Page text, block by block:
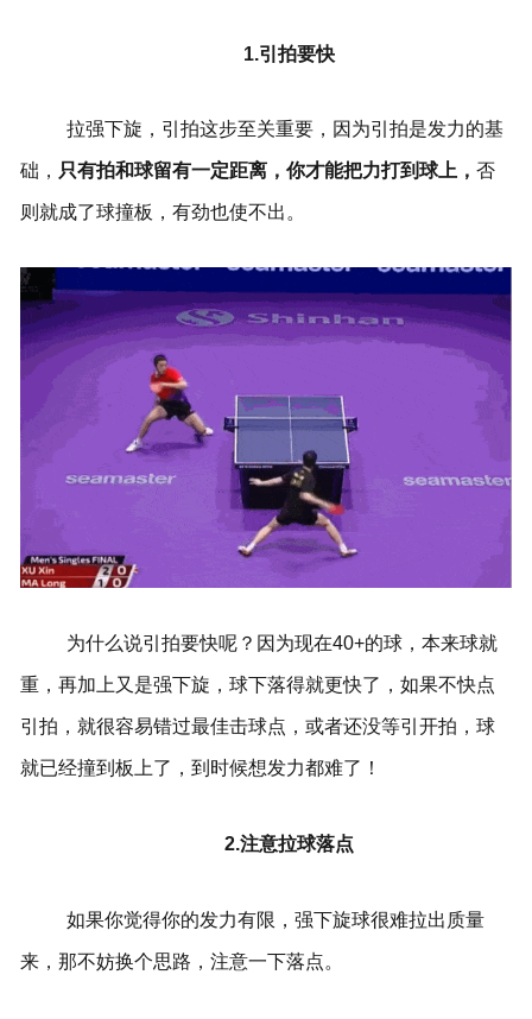
1.引拍要快
拉强下旋，引拍这步至关重要，因为引拍是发力的基
础， 只有拍和球留有一定距离，你才能把力打到球上， 否
则就成了球撞板，有劲也使不出。
为什么说引拍要快呢？因为现在40+的球，本来球就
重，再加上又是强下旋，球下落得就更快了，如果不快点
引拍，就很容易错过最佳击球点，或者还没等引开拍，球
就已经撞到板上了，到时候想发力都难了！
2.注意拉球落点
如果你觉得你的发力有限，强下旋球很难拉出质量
来，那不妨换个思路，注意一下落点。